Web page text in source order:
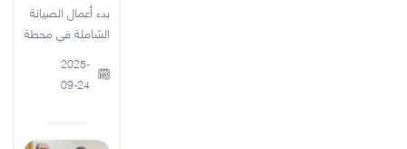
بدء أعمال الصيانة
الشاملة في محطة
2025-
09-24